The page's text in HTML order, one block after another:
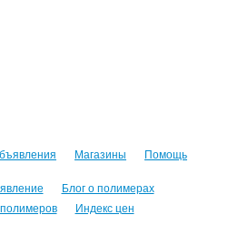
Магазины Помощь
Блог о полимерах
Индекс цен